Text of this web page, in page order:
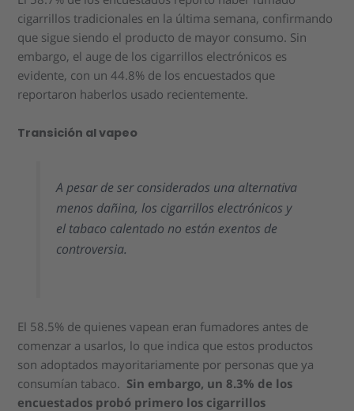
cigarrillos tradicionales en la última semana, confirmando
que sigue siendo el producto de mayor consumo. Sin
embargo, el auge de los cigarrillos electrónicos es
evidente, con un 44.8% de los encuestados que
reportaron haberlos usado recientemente.
Transición al vapeo
A pesar de ser considerados una alternativa
menos dañina, los cigarrillos electrónicos y
el tabaco calentado no están exentos de
controversia.
El 58.5% de quienes vapean eran fumadores antes de
comenzar a usarlos, lo que indica que estos productos
son adoptados mayoritariamente por personas que ya
consumían tabaco. Sin embargo, un 8.3% de los
encuestados probó primero los cigarrillos